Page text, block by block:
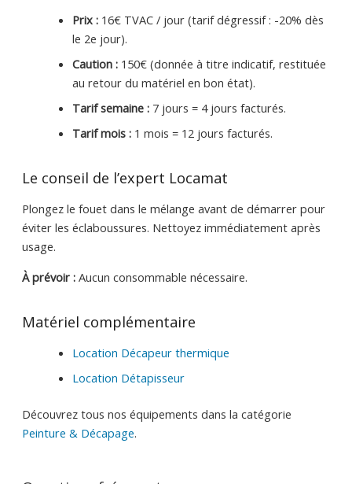
Prix :16€ TVAC / jour (tarif dégressif : -20% dès
le 2e jour).
Caution :150€ (donnée à titre indicatif, restituée
au retour du matériel en bon état).
Tarif semaine :7 jours = 4 jours facturés.
Tarif mois :1 mois = 12 jours facturés.
Le conseil de l’expert Locamat
Plongez le fouet dans le mélange avant de démarrer pour
éviter les éclaboussures. Nettoyez immédiatement après
usage.
À prévoir :Aucun consommable nécessaire.
Matériel complémentaire
Location Décapeur thermique
Location Détapisseur
Découvrez tous nos équipements dans la catégorie
Peinture & Décapage.